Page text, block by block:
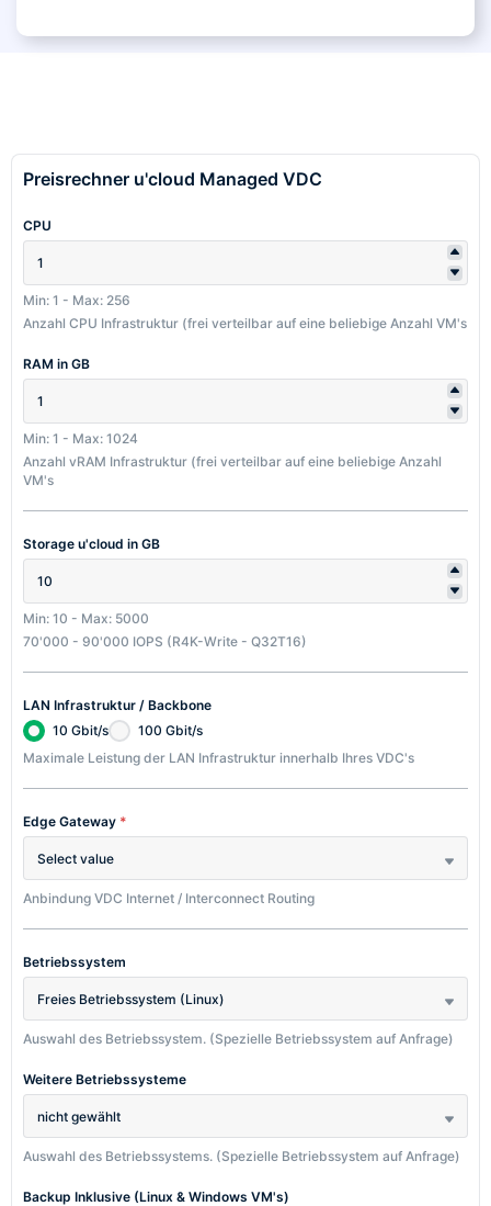
Preisrechner u'cloud Managed VDC
CPU
Min: 1 - Max: 256
Anzahl CPU Infrastruktur (frei verteilbar auf eine beliebige Anzahl VM's
RAM in GB
Min: 1 - Max: 1024
Anzahl vRAM Infrastruktur (frei verteilbar auf eine beliebige Anzahl
VM's
Storage u'cloud in GB
Min: 10 - Max: 5000
70'000 - 90'000 IOPS (R4K-Write - Q32T16)
LAN Infrastruktur / Backbone
10 Gbit/s
100 Gbit/s
Maximale Leistung der LAN Infrastruktur innerhalb Ihres VDC's
Edge Gateway *
Select value
Anbindung VDC Internet / Interconnect Routing
Betriebssystem
Freies Betriebssystem (Linux)
Auswahl des Betriebssystem. (Spezielle Betriebssystem auf Anfrage)
Weitere Betriebssysteme
nicht gewählt
Auswahl des Betriebssystems. (Spezielle Betriebssystem auf Anfrage)
Backup Inklusive (Linux & Windows VM's)